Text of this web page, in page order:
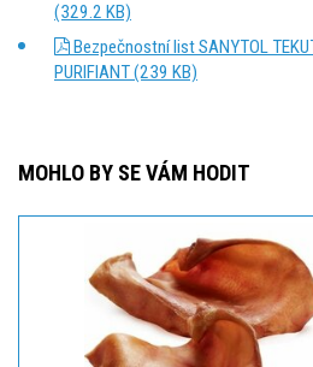
(329.2 KB)
Bezpečnostní list SANYTOL
PURIFIANT (239 KB)
MOHLO BY SE VÁM HODIT